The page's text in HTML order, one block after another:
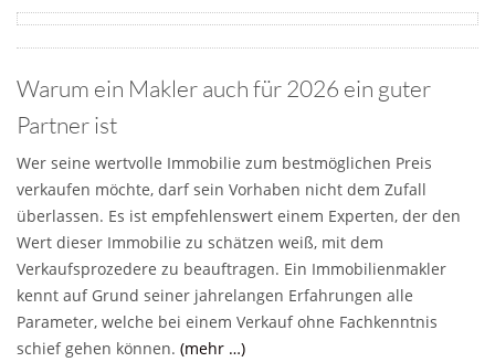
Warum ein Makler auch für 2026 ein guter
Partner ist
Wer seine wertvolle Immobilie zum bestmöglichen Preis
verkaufen möchte, darf sein Vorhaben nicht dem Zufall
überlassen. Es ist empfehlenswert einem Experten, der den
Wert dieser Immobilie zu schätzen weiß, mit dem
Verkaufsprozedere zu beauftragen. Ein Immobilienmakler
kennt auf Grund seiner jahrelangen Erfahrungen alle
Parameter, welche bei einem Verkauf ohne Fachkenntnis
schief gehen können. (mehr …)